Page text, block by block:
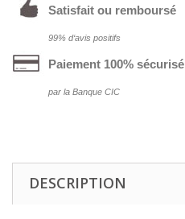
Satisfait ou remboursé
99% d‘avis positifs
Paiement 100% sécurisé
par la Banque CIC
DESCRIPTION